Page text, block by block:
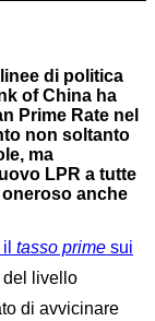
di politica
of China ha
Prime Rate nel
non soltanto
ma
LPR a tutte
oneroso anche
tasso prime sui
livello
di avvicinare